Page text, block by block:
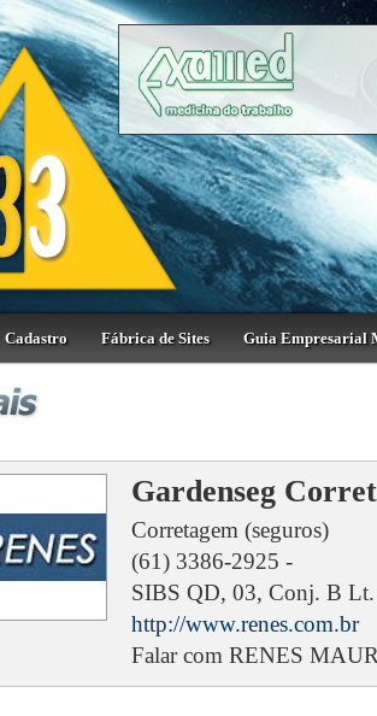
Cadastro Fábrica de Sites Guia Empresarial
Gardenseg
Corretagem (seguros)
(61) 3386-2925 -
SIBS QD, 03, Conj. B Lt.
http://www.renes.com.br
Falar com RENES